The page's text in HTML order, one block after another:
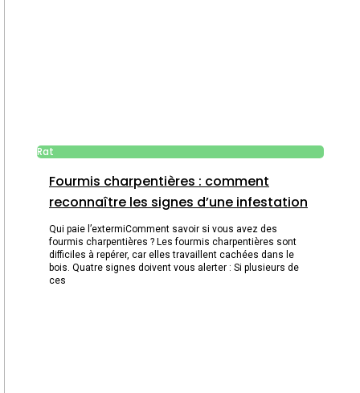
Rat
Fourmis charpentières : comment
reconnaître les signes d’une infestation
Qui paie l’extermiComment savoir si vous avez des
fourmis charpentières ? Les fourmis charpentières sont
difficiles à repérer, car elles travaillent cachées dans le
bois. Quatre signes doivent vous alerter : Si plusieurs de
ces